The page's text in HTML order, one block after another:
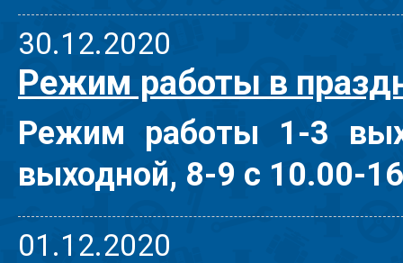
30.12.2020
Режим работы в
Режим работы 1-3
выходной, 8-9 с 10.00-
01.12.2020